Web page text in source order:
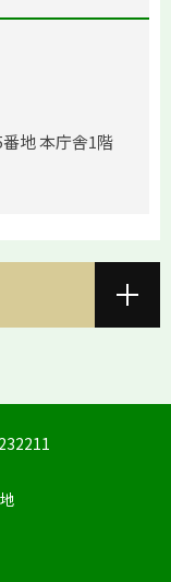
地 本庁舎1階